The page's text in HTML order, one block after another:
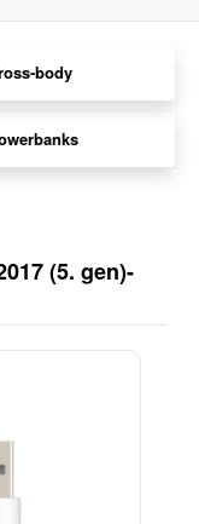
body
(5. gen)-